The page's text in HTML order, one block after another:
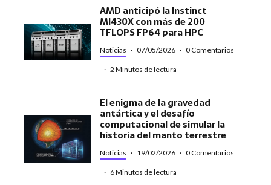
AMD anticipó la Instinct
MI430X con más de 200
TFLOPS FP64 para HPC
Noticias · 07/05/2026 · 0 Comentarios
· 2 Minutos de lectura
El enigma de la gravedad
antártica y el desafío
computacional de simular la
historia del manto terrestre
Noticias · 19/02/2026 · 0 Comentarios
· 6 Minutos de lectura